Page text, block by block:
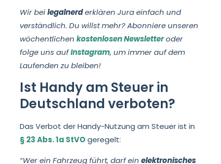
Wir beilegalnerderklären Jura einfach und
verständlich. Du willst mehr? Abonniere unseren
wöchentlichen kostenlosen Newsletteroder
folge uns aufInstagram, um immer auf dem
Laufenden zu bleiben!
Ist Handy am Steuer in
Deutschland verboten?
Das Verbot der Handy-Nutzung am Steuer ist in
§ 23 Abs. 1a StVOgeregelt:
“Wer ein Fahrzeug führt, darf ein elektronisches